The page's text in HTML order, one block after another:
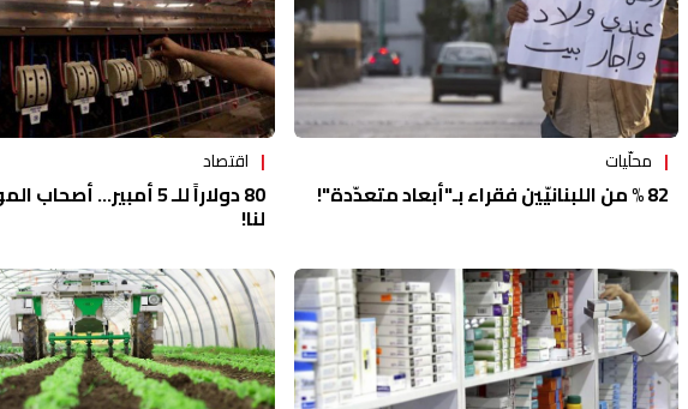
محلّيات
82 % من اللبنانيّين فقراء بـ"أبعاد متعدّدة"!
اقتصاد
80 دولاراً للـ 5 أمبير...
لنا!